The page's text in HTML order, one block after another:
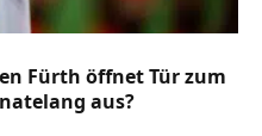
Fürth öffnet Tür zum
aus?